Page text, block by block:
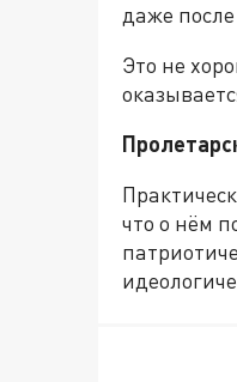
даже
Это не
что о нём